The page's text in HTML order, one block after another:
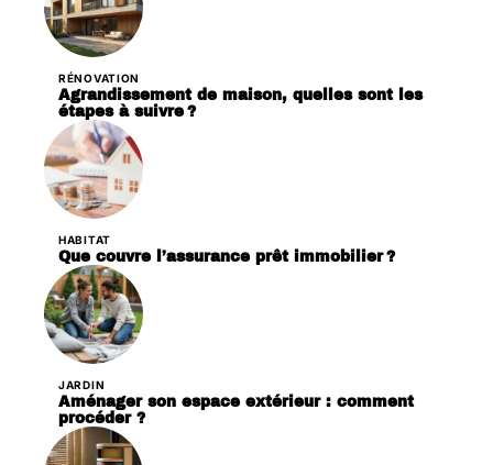
RÉNOVATION
Agrandissement de maison, quelles sont les
étapes à suivre ?
HABITAT
Que couvre l’assurance prêt immobilier ?
JARDIN
Aménager son espace extérieur : comment
procéder ?